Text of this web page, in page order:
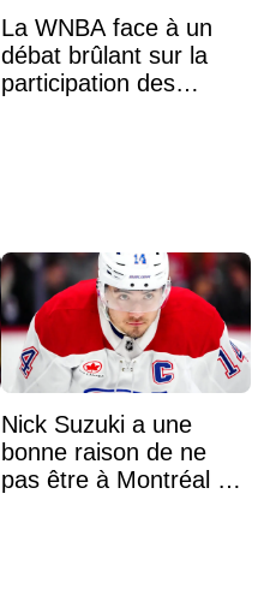
La WNBA face à un
débat brûlant sur la
participation des
Nick Suzuki a une
bonne raison de ne
pas être à Montréal cet